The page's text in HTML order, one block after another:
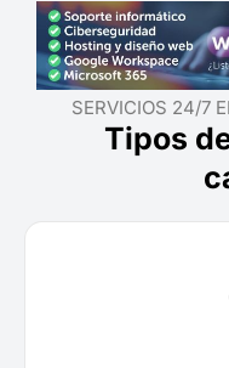
SERVICIOS 24/7
Tipos